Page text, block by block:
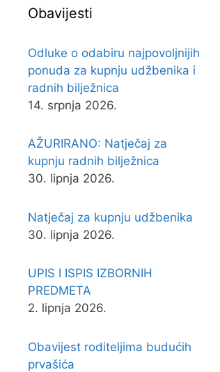
Obavijesti
Odluke o odabiru najpovoljnijih
ponuda za kupnju udžbenika i
radnih bilježnica
14. srpnja 2026.
AŽURIRANO: Natječaj za
kupnju radnih bilježnica
30. lipnja 2026.
Natječaj za kupnju udžbenika
30. lipnja 2026.
UPIS I ISPIS IZBORNIH
PREDMETA
2. lipnja 2026.
Obavijest roditeljima budućih
prvašića